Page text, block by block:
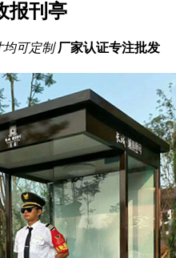
报刊亭
均可定制 厂家认证专注批发